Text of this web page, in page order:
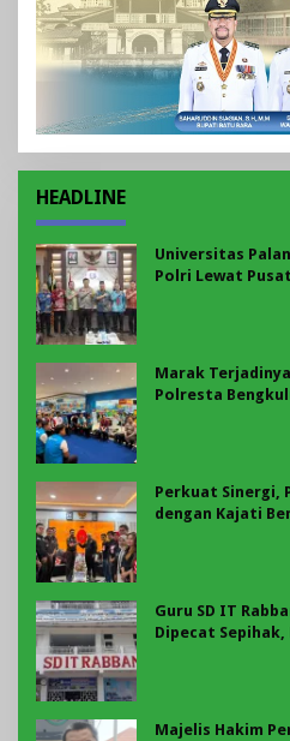
HEADLINE
Universitas
Polri Lewat
Marak
Polresta
Perkuat Sinergi,
dengan Kajati
Guru SD IT
Dipecat Sepihak,
Majelis Hakim